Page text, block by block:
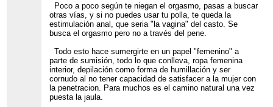
Poco a poco según te niegan el orgasmo, pasas a buscar
otras vías, y si no puedes usar tu polla, te queda la
estimulación anal, que seria "la vagina" del casto. Se
busca el orgasmo pero no a través del pene.
Todo esto hace sumergirte en un papel "femenino" a
parte de sumisión, todo lo que conlleva, ropa femenina
interior, depilación como forma de humillación y ser
cornudo al no tener capacidad de satisfacer a la mujer con
la penetracion. Para muchos es el camino natural una vez
puesta la jaula.